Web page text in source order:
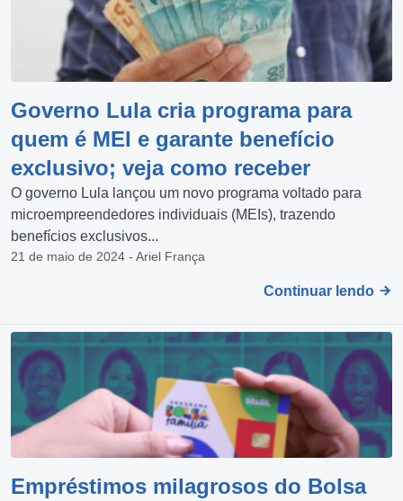
Governo Lula cria programa para
quem é MEI e garante benefício
exclusivo; veja como receber
O governo Lula lançou um novo programa voltado para
microempreendedores individuais (MEIs), trazendo
benefícios exclusivos...
21 de maio de 2024 - Ariel França
Continuar lendo
Empréstimos milagrosos do Bolsa